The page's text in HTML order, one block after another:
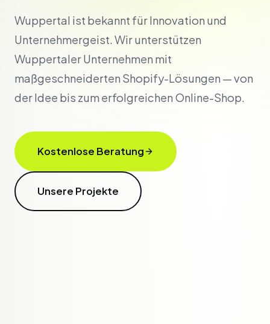
Wuppertal ist bekannt für Innovation und
Unternehmergeist. Wir unterstützen
Wuppertaler Unternehmen mit
maßgeschneiderten Shopify-Lösungen — von
der Idee bis zum erfolgreichen Online-Shop.
Kostenlose Beratung
Unsere Projekte